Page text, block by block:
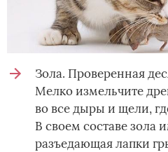
Зола. Проверенная
Мелко измельчите
во все дыры и щели,
В своем составе зола
разъедающая лапки